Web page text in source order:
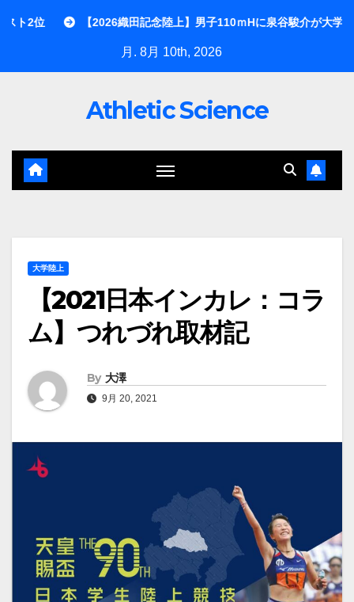
織田記念陸上】男子110ｍHに泉谷駿介が大学後輩の古賀ジェレ
月. 8月 10th, 2026
Athletic Science
大学陸上
【2021日本インカレ：コラ
ム】つれづれ取材記
By 大澤
9月 20, 2021